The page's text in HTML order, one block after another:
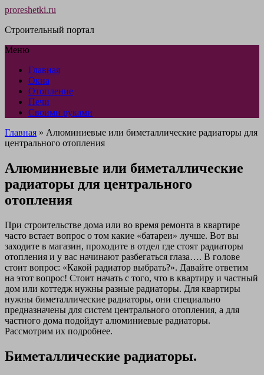
proreshetki.ru
Строительный портал
Меню
Главная
Окна
Отопление
Печи
Своими руками
Главная » Алюминиевые или биметаллические радиаторы для
центрального отопления
Алюминиевые или биметаллические
радиаторы для центрального
отопления
При строительстве дома или во время ремонта в квартире
часто встает вопрос о том какие «батареи» лучше. Вот вы
заходите в магазин, проходите в отдел где стоят радиаторы
отопления и у вас начинают разбегаться глаза…. В голове
стоит вопрос: «Какой радиатор выбрать?». Давайте ответим
на этот вопрос! Стоит начать с того, что в квартиру и частный
дом или коттедж нужны разные радиаторы. Для квартиры
нужны биметаллические радиаторы, они специально
предназначены для систем центрального отопления, а для
частного дома подойдут алюминиевые радиаторы.
Рассмотрим их подробнее.
Биметаллические радиаторы.